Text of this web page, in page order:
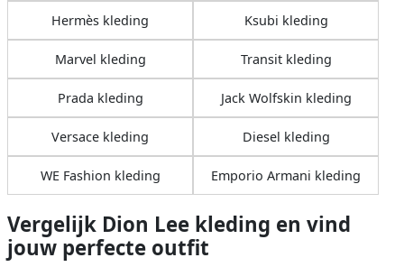
Hermès kleding Ksubi kleding
Marvel kleding Transit kleding
Prada kleding Jack Wolfskin kleding
Versace kleding Diesel kleding
WE Fashion kleding Emporio Armani kleding
Vergelijk Dion Lee kleding en vind
jouw perfecte outfit